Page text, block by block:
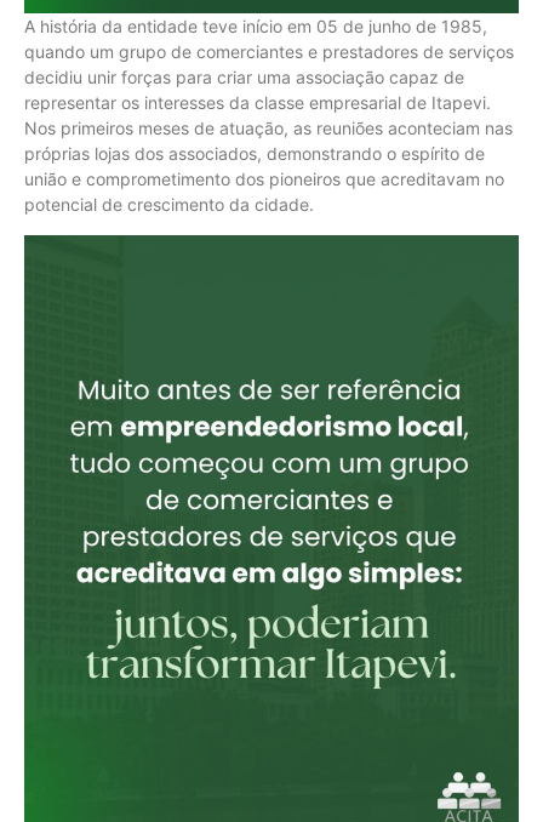
A história da entidade teve início em 05 de junho de 1985,
quando um grupo de comerciantes e prestadores de serviços
decidiu unir forças para criar uma associação capaz de
representar os interesses da classe empresarial de Itapevi.
Nos primeiros meses de atuação, as reuniões aconteciam nas
próprias lojas dos associados, demonstrando o espírito de
união e comprometimento dos pioneiros que acreditavam no
potencial de crescimento da cidade.